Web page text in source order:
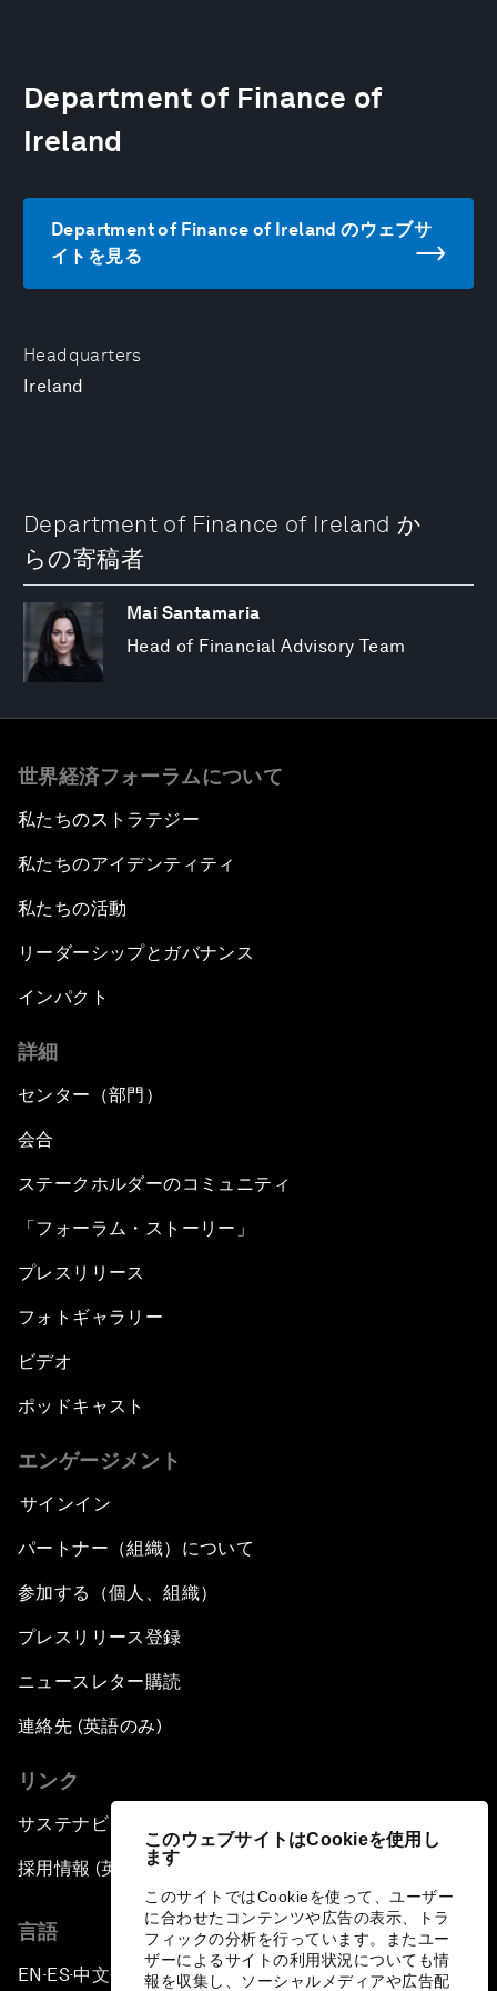
このウェブサイトはCookieを使用し
ます
このサイトではCookieを使って、ユーザー
に合わせたコンテンツや広告の表示、トラ
フィックの分析を行っています。またユー
ザーによるサイトの利用状況についても情
報を収集し、ソーシャルメディアや広告配
Headquarters
Ireland
Department of Finance of
Ireland
Department of Finance of Ireland のウェブサ
イトを見る
Department of Finance of Ireland か
らの寄稿者
Mai Santamaria
Head of Financial Advisory Team
世界経済フォーラムについて
私たちのストラテジー
私たちのアイデンティティ
私たちの活動
リーダーシップとガバナンス
インパクト
詳細
センター（部門）
会合
ステークホルダーのコミュニティ
「フォーラム・ストーリー」
プレスリリース
フォトギャラリー
ビデオ
ポッドキャスト
エンゲージメント
サインイン
パートナー（組織）について
参加する（個人、組織）
プレスリリース登録
ニュースレター購読
連絡先 (英語のみ)
リンク
サステナビリティへの取り組み
採用情報 (英語のみ)
言語
EN ▪ ES▪中文▪ 日本語